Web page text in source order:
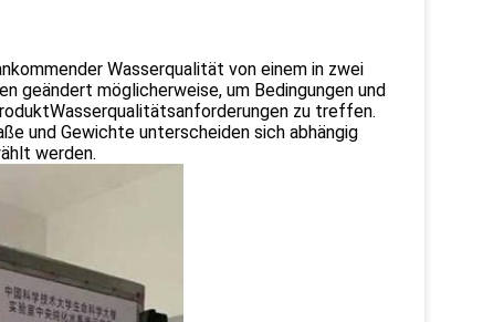
Wasserqualität von einem in zwei
geändert möglicherweise, um Bedingungen und
zu treffen.
und Gewichte unterscheiden sich abhängig
werden.